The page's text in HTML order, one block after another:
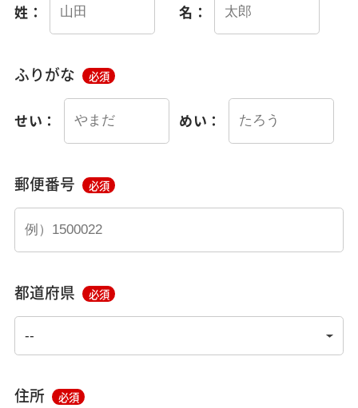
姓： 名：
ふりがな 必須
せい： めい：
郵便番号 必須
都道府県 必須
住所 必須